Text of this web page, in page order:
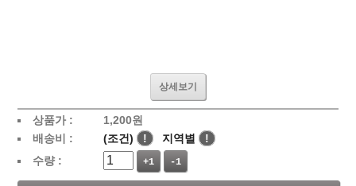
상세보기
상품가 : 1,200원
배송비 :
(조건) ! 지역별
!
수량 :
+1 -1